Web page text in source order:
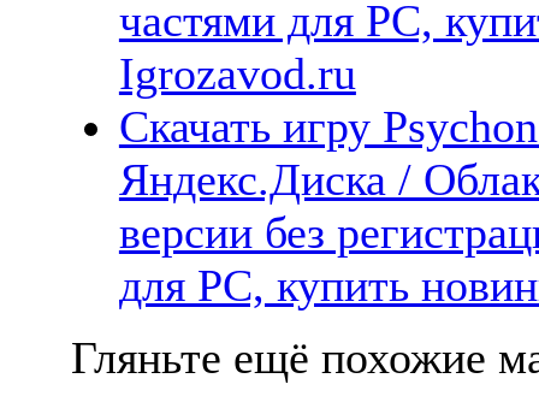
частями для PC,
Igrozavod.ru
Скачать игру
Яндекс.Диска /
версии без
для PC, купить
Гляньте ещё похожие